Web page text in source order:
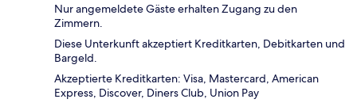
Nur angemeldete Gäste erhalten Zugang zu den
Zimmern.
Diese Unterkunft akzeptiert Kreditkarten, Debitkarten und
Bargeld.
Akzeptierte Kreditkarten: Visa, Mastercard, American
Express, Discover, Diners Club, Union Pay